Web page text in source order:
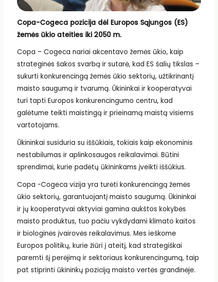
Copa-Cogeca pozicija dėl Europos Sąjungos (ES)
žemės ūkio ateities iki 2050 m.
Copa – Cogeca nariai akcentavo žemės ūkio, kaip
strateginės šakos svarbą ir sutarė, kad ES šalių tikslas –
sukurti konkurencingą žemės ūkio sektorių, užtikrinantį
maisto saugumą ir tvarumą. Ūkininkai ir kooperatyvai
turi tapti Europos konkurencingumo centru, kad
galėtume teikti maistingą ir prieinamą maistą visiems
vartotojams.
Ūkininkai susiduria su iššūkiais, tokiais kaip ekonominis
nestabilumas ir aplinkosaugos reikalavimai. Būtini
sprendimai, kurie padėtų ūkininkams įveikti iššūkius.
Copa -Cogeca vizija yra turėti konkurencingą žemės
ūkio sektorių, garantuojantį maisto saugumą. Ūkininkai
ir jų kooperatyvai aktyviai gamina aukštos kokybės
maisto produktus, tuo pačiu vykdydami klimato kaitos
ir biologinės įvairovės reikalavimus. Mes ieškome
Europos politikų, kurie žiūri į ateitį, kad strategiškai
paremti šį perėjimą ir sektoriaus konkurencingumą, taip
pat stiprinti ūkininkų poziciją maisto vertės grandinėje.